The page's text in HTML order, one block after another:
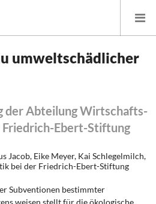
und Finanzpolitik
umweltschädlicher
der Abteilung Wirtschafts-
Friedrich-Ebert-Stiftung
Jacob, Eike Meyer, Kai Schlegelmilch,
bei der Friedrich-Ebert-Stiftung
Subventionen bestimmter
weisen stellt für die ökologische